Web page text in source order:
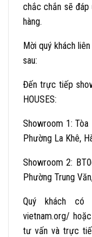
chắc chắn sẽ
hàng.
Mời quý khách
sau:
Đến trực tiếp
HOUSES:
Showroom 1: Tòa
Phường La Khê,
Showroom 2:
Phường Trung
Quý khách có
vietnam.org/
tư vấn và trực